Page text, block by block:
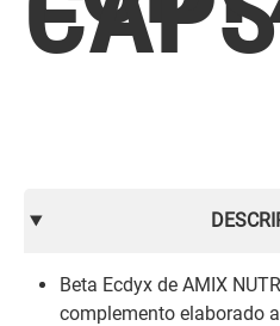
Beta Ecdyx de AMIX
complemento elaborado